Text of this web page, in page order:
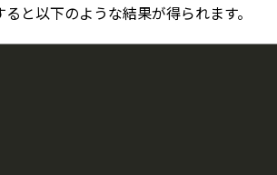
と以下のような結果が得られます。